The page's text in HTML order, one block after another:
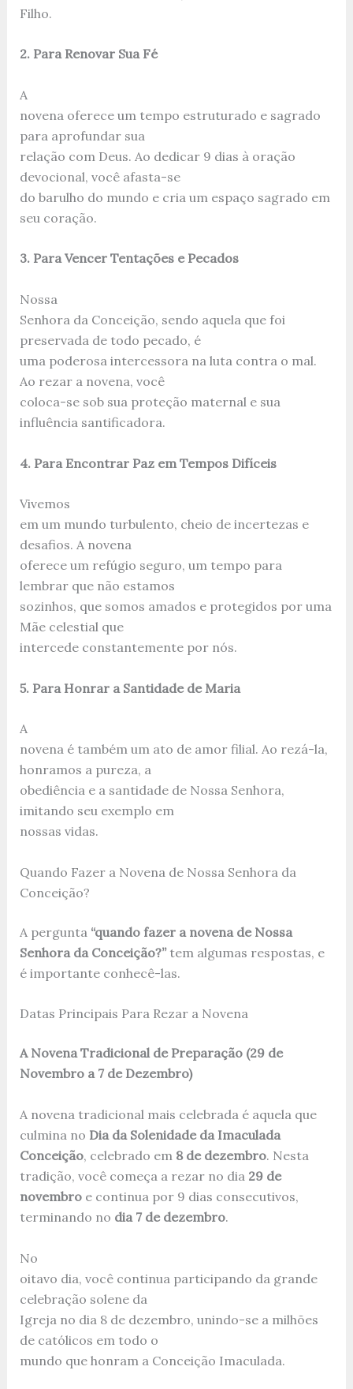
Filho.
2. Para Renovar Sua Fé
A
novena oferece um tempo estruturado e sagrado
para aprofundar sua
relação com Deus. Ao dedicar 9 dias à oração
devocional, você afasta-se
do barulho do mundo e cria um espaço sagrado em
seu coração.
3. Para Vencer Tentações e Pecados
Nossa
Senhora da Conceição, sendo aquela que foi
preservada de todo pecado, é
uma poderosa intercessora na luta contra o mal.
Ao rezar a novena, você
coloca-se sob sua proteção maternal e sua
influência santificadora.
4. Para Encontrar Paz em Tempos Difíceis
Vivemos
em um mundo turbulento, cheio de incertezas e
desafios. A novena
oferece um refúgio seguro, um tempo para
lembrar que não estamos
sozinhos, que somos amados e protegidos por uma
Mãe celestial que
intercede constantemente por nós.
5. Para Honrar a Santidade de Maria
A
novena é também um ato de amor filial. Ao rezá-la,
honramos a pureza, a
obediência e a santidade de Nossa Senhora,
imitando seu exemplo em
nossas vidas.
Quando Fazer a Novena de Nossa Senhora da
Conceição?
A pergunta “quando fazer a novena de Nossa
Senhora da Conceição?”tem algumas respostas, e
é importante conhecê-las.
Datas Principais Para Rezar a Novena
A Novena Tradicional de Preparação (29 de
Novembro a 7 de Dezembro)
A novena tradicional mais celebrada é aquela que
culmina no Dia da Solenidade da Imaculada
Conceição, celebrado em 8 de dezembro. Nesta
tradição, você começa a rezar no dia 29 de
novembroe continua por 9 dias consecutivos,
terminando no dia 7 de dezembro.
No
oitavo dia, você continua participando da grande
celebração solene da
Igreja no dia 8 de dezembro, unindo-se a milhões
de católicos em todo o
mundo que honram a Conceição Imaculada.